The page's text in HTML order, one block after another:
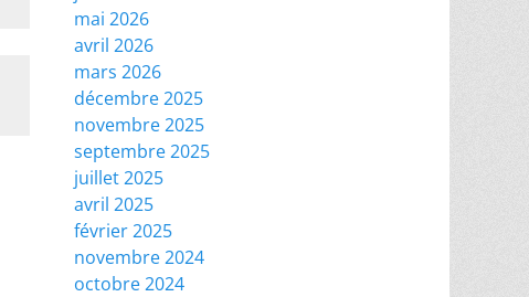
mai 2026
avril 2026
mars 2026
décembre 2025
novembre 2025
septembre 2025
juillet 2025
avril 2025
février 2025
novembre 2024
octobre 2024